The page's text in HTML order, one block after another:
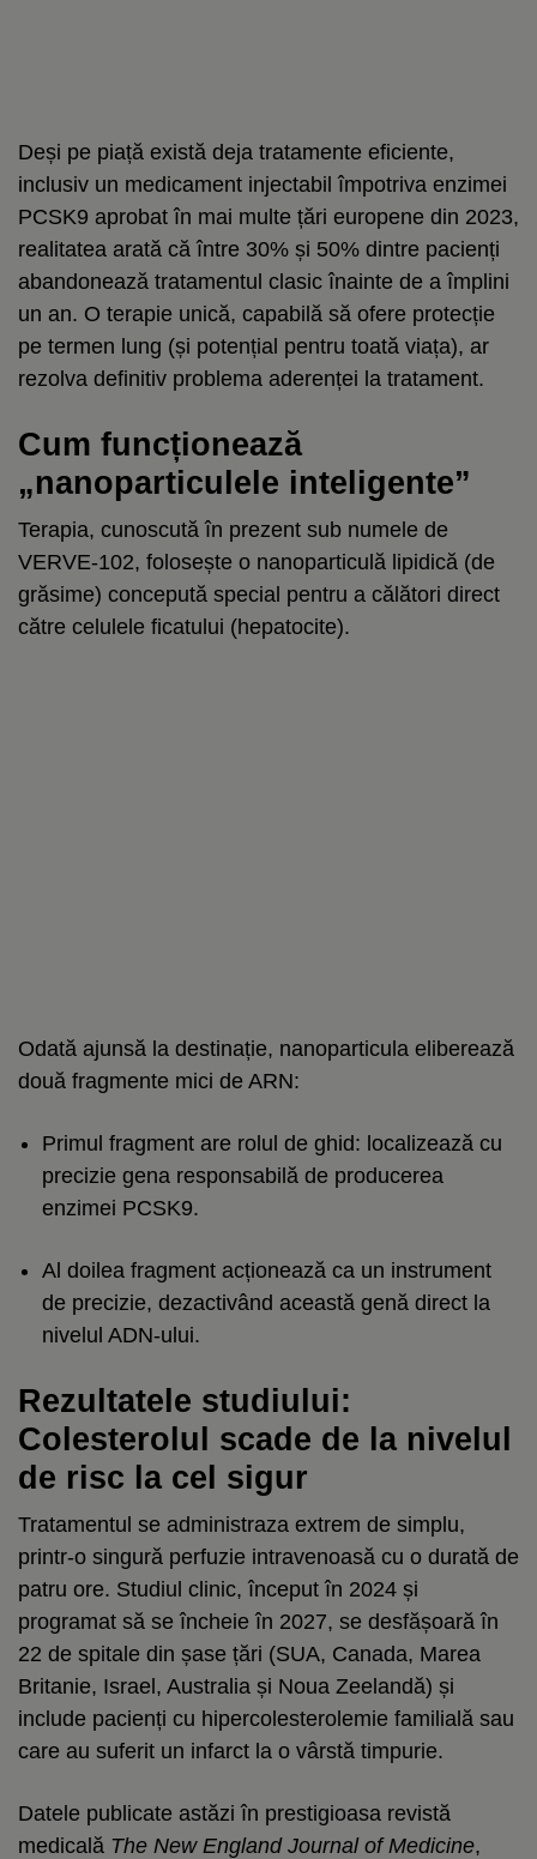
Deși pe piață există deja tratamente eficiente,
inclusiv un medicament injectabil împotriva enzimei
PCSK9 aprobat în mai multe țări europene din 2023,
realitatea arată că între 30% și 50% dintre pacienți
abandonează tratamentul clasic înainte de a împlini
un an. O terapie unică, capabilă să ofere protecție
pe termen lung (și potențial pentru toată viața), ar
rezolva definitiv problema aderenței la tratament.
Cum funcționează
„nanoparticulele inteligente”
Terapia, cunoscută în prezent sub numele de
VERVE-102, folosește o nanoparticulă lipidică (de
grăsime) concepută special pentru a călători direct
către celulele ficatului (hepatocite).
Odată ajunsă la destinație, nanoparticula eliberează
două fragmente mici de ARN:
Primul fragment are rolul de ghid: localizează cu
precizie gena responsabilă de producerea
enzimei PCSK9.
Al doilea fragment acționează ca un instrument
de precizie, dezactivând această genă direct la
nivelul ADN-ului.
Rezultatele studiului:
Colesterolul scade de la nivelul
de risc la cel sigur
Tratamentul se administraza extrem de simplu,
printr-o singură perfuzie intravenoasă cu o durată de
patru ore. Studiul clinic, început în 2024 și
programat să se încheie în 2027, se desfășoară în
22 de spitale din șase țări (SUA, Canada, Marea
Britanie, Israel, Australia și Noua Zeelandă) și
include pacienți cu hipercolesterolemie familială sau
care au suferit un infarct la o vârstă timpurie.
Datele publicate astăzi în prestigioasa revistă
medicală The New England Journal of Medicine,